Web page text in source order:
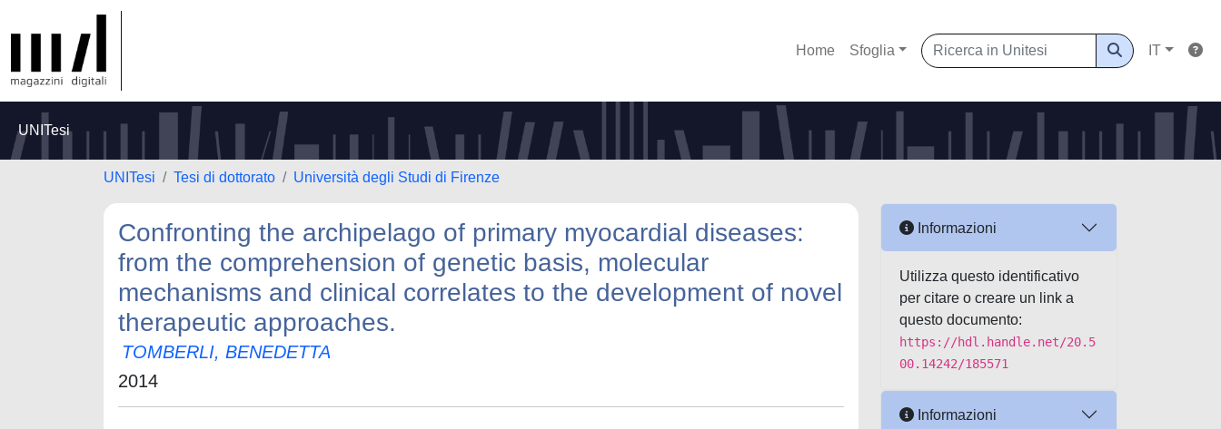
Home Sfoglia IT
UNITesi
UNITesi Tesi di dottorato Università degli Studi di Firenze
Confronting the archipelago of primary myocardial diseases:
from the comprehension of genetic basis, molecular
mechanisms and clinical correlates to the development of novel
therapeutic approaches.
TOMBERLI, BENEDETTA
2014
Informazioni
Utilizza questo identificativo
per citare o creare un link a
questo documento:
https://hdl.handle.net/20.5
00.14242/185571
Informazioni